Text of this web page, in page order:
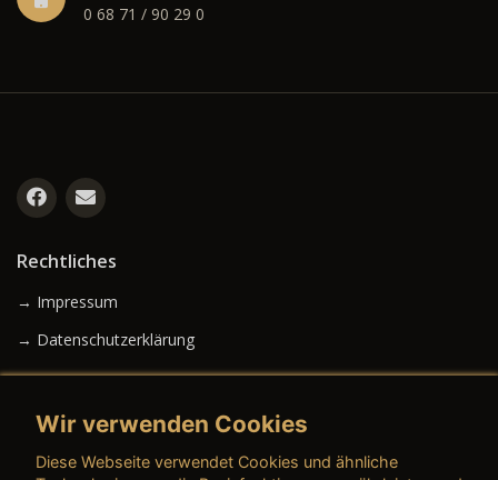
0 68 71 / 90 29 0
Rechtliches
→ Impressum
→ Datenschutzerklärung
Wir verwenden Cookies
Diese Webseite verwendet Cookies und ähnliche